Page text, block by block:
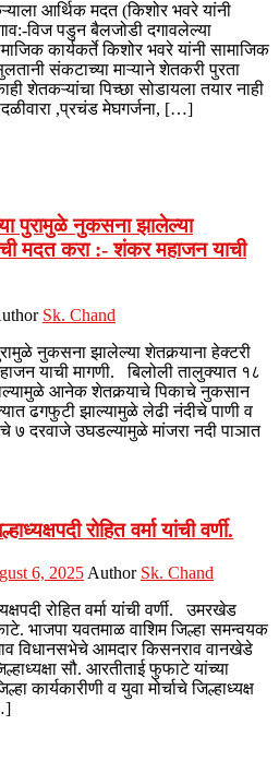
आर्थिक मदत (किशोर भवरे यांनी
विज पडुन बैलजोडी दगावलेल्या
कार्यकर्ते किशोर भवरे यांनी सामाजिक
संकटाच्या माऱ्याने शेतकरी पुरता
शेतकऱ्यांचा पिच्छा सोडायला तयार नाही
,प्रचंड मेघगर्जना, […]
पुरामुळे नुकसना झालेल्या
मदत करा :- शंकर महाजन याची
Sk. Chand
नुकसना झालेल्या शेतकर्‍याना हेक्टरी
याची मागणी. बिलोली तालुक्यात १८
आनेक शेतकर्‍याचे पिकाचे नुकसान
ढगफुटी झाल्यामुळे लेढी नंदीचे पाणी व
७ दरवाजे उघडल्यामुळे मांजरा नदी पाञात
रोहित वर्मा यांची वर्णी.
6, 2025 Author Sk. Chand
रोहित वर्मा यांची वर्णी. उमरखेड
भाजपा यवतमाळ वाशिम जिल्हा समन्वयक
विधानसभेचे आमदार किसनराव वानखेडे
सौ. आरतीताई फुफाटे यांच्या
कार्यकारीणी व युवा मोर्चाचे जिल्हाध्यक्ष